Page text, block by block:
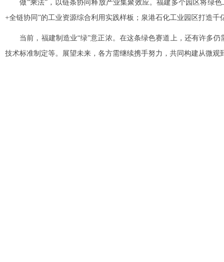
做“乘法”，以链条协同释放产业集聚效应。福建多个园区将绿色
+全链协同”的工业资源综合利用实践样板；泉港石化工业园区打造
当前，福建制造业“绿”意正浓。在这条绿色赛道上，还有许多仍
技术标准制定等。展望未来，各方需继续携手努力，共同构建从微